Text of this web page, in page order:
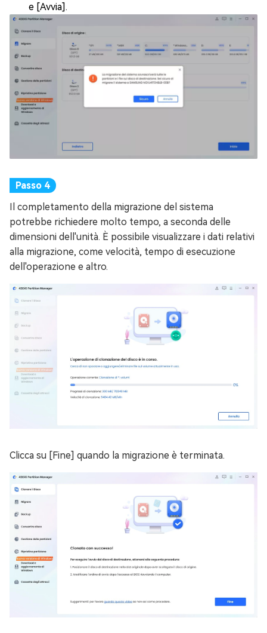
e [Avvia].
Il completamento della migrazione del sistema
potrebbe richiedere molto tempo, a seconda delle
dimensioni dell'unità. È possibile visualizzare i dati relativi
alla migrazione, come velocità, tempo di esecuzione
dell'operazione e altro.
Clicca su [Fine] quando la migrazione è terminata.